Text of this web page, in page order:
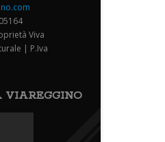
Viva
| P.Iva
VIAREGGINO